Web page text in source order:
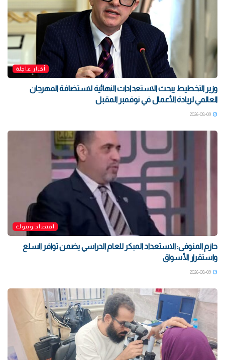
أخبار عاجلة
وزير التخطيط يبحث الاستعدادات النهائية لاستضافة المهرجان
العالمي لريادة الأعمال في نوفمبر المقبل
اقتصاد وبنوك
حازم المنوفى: الاستعداد المبكر للعام الدراسي يضمن توافر السلع
واستقرار الأسواق